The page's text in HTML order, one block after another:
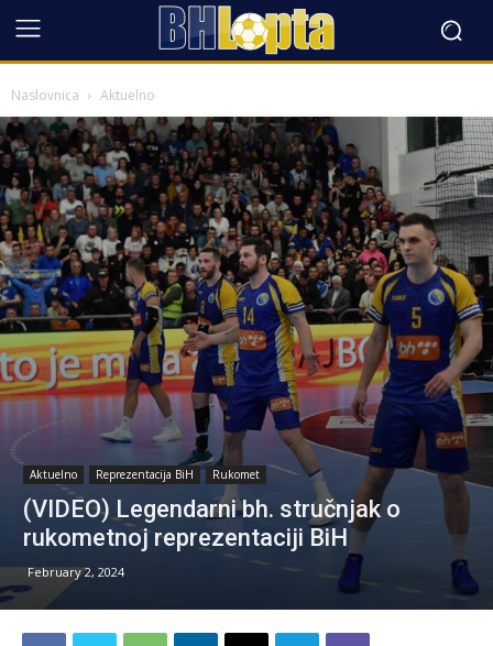
Naslovnica Aktuelno
Aktuelno Reprezentacija BiH Rukomet
(VIDEO) Legendarni bh. stručnjak o
rukometnoj reprezentaciji BiH
February 2, 2024